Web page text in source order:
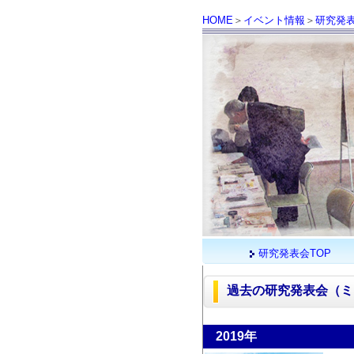
HOME ＞ イベント情報 ＞ 研究発
研究発表会TOP
過去の研究発表会（
2019年